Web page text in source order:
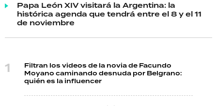
Papa León XIV visitará la Argentina: la
histórica agenda que tendrá entre el 8 y el 11
de noviembre
Filtran los videos de la novia de Facundo
Moyano caminando desnuda por Belgrano:
quién es la influencer